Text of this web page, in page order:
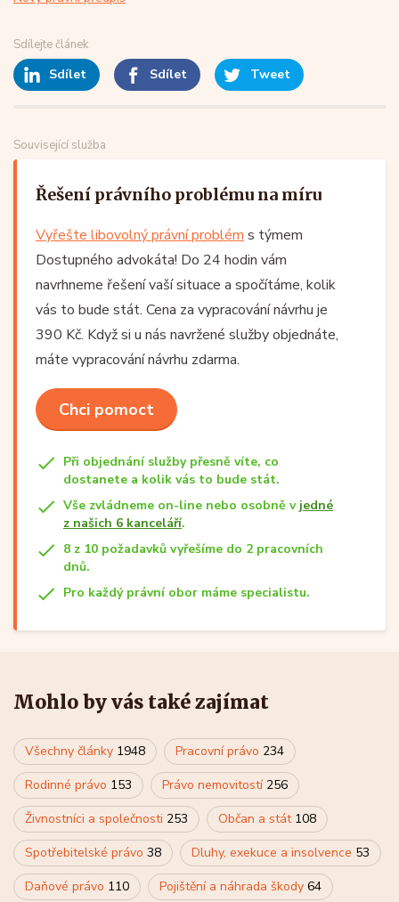
Sdílejte článek
Sdílet Sdílet Tweet
Související služba
Řešení právního problému na míru
Vyřešte libovolný právní problém s týmem
Dostupného advokáta! Do 24 hodin vám
navrhneme řešení vaší situace a spočítáme, kolik
vás to bude stát. Cena za vypracování návrhu je
390 Kč. Když si u nás navržené služby objednáte,
máte vypracování návrhu zdarma.
Chci pomoct
Při objednání služby přesně víte, co
dostanete a kolik vás to bude stát.
Vše zvládneme on-line nebo osobně v jedné
z našich 6 kanceláří.
8 z 10 požadavků vyřešíme do 2 pracovních
dnů.
Pro každý právní obor máme specialistu.
Mohlo by vás také zajímat
Všechny články 1948 Pracovní právo 234
Rodinné právo 153 Právo nemovitostí 256
Živnostníci a společnosti 253 Občan a stát 108
Spotřebitelské právo 38 Dluhy, exekuce a insolvence 53
Daňové právo 110 Pojištění a náhrada škody 64